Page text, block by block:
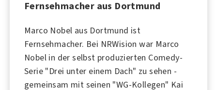
Fernsehmacher aus Dortmund
Marco Nobel aus Dortmund ist
Fernsehmacher. Bei NRWision war Marco
Nobel in der selbst produzierten Comedy-
Serie "Drei unter einem Dach" zu sehen -
gemeinsam mit seinen "WG-Kollegen" Kai